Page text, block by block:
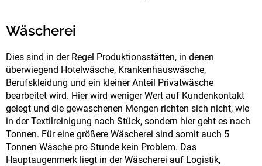
Wäscherei
Dies sind in der Regel Produktionsstätten, in denen
überwiegend Hotelwäsche, Krankenhauswäsche,
Berufskleidung und ein kleiner Anteil Privatwäsche
bearbeitet wird. Hier wird weniger Wert auf Kundenkontakt
gelegt und die gewaschenen Mengen richten sich nicht, wie
in der Textilreinigung nach Stück, sondern hier geht es nach
Tonnen. Für eine größere Wäscherei sind somit auch 5
Tonnen Wäsche pro Stunde kein Problem. Das
Hauptaugenmerk liegt in der Wäscherei auf Logistik,